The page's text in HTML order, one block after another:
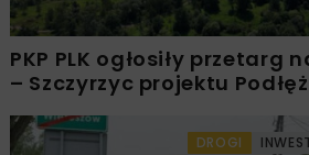
PKP PLK ogłosiły przetarg
– Szczyrzyc projektu
DROGI